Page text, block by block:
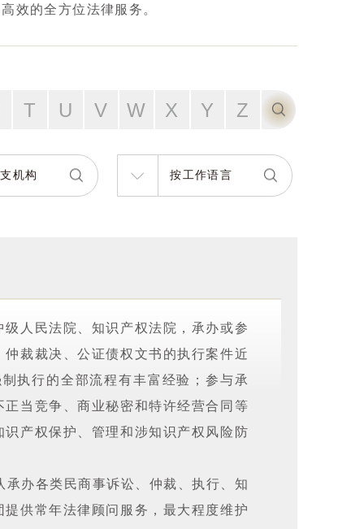
效的全方位法律服务。
T U V W X Y Z
机构 按工作语言
人民法院、知识产权法院，承办或参
裁裁决、公证债权文书的执行案件近
执行的全部流程有丰富经验；参与承
当竞争、商业秘密和特许经营合同等
产权保护、管理和涉知识产权风险防
承办各类民商事诉讼、仲裁、执行、知
供常年法律顾问服务，最大程度维护